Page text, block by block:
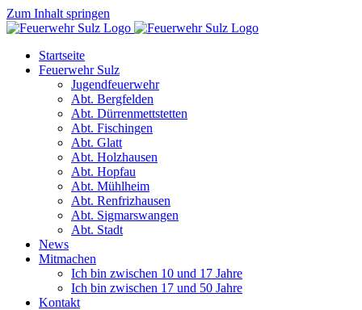
Zum Inhalt springen
Startseite
Feuerwehr Sulz
Jugendfeuerwehr
Abt. Bergfelden
Abt. Dürrenmettstetten
Abt. Fischingen
Abt. Glatt
Abt. Holzhausen
Abt. Hopfau
Abt. Mühlheim
Abt. Renfrizhausen
Abt. Sigmarswangen
Abt. Stadt
News
Mitmachen
Ich bin zwischen 10 und 17 Jahre
Ich bin zwischen 17 und 50 Jahre
Kontakt